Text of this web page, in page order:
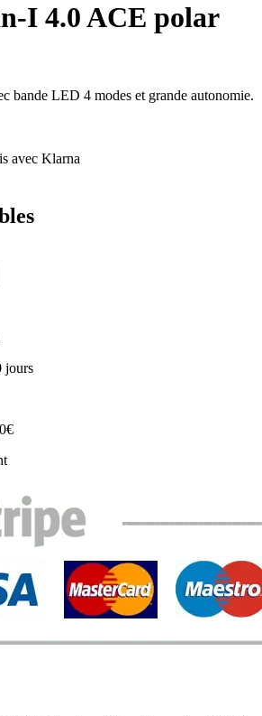
I 4.0 ACE polar
bande LED 4 modes et grande autonomie.
avec Klarna
jours